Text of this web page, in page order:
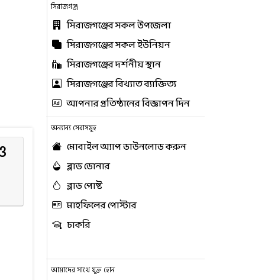
সিরাজগঞ্জ
সিরাজগঞ্জের সকল উপজেলা
সিরাজগঞ্জের সকল ইউনিয়ন
সিরাজগঞ্জের দর্শনীয় স্থান
সিরাজগঞ্জের বিখ্যাত ব্যাক্তিত্য
আপনার প্রতিষ্ঠানের বিজ্ঞাপন দিন
অন্যান্য সেবাসমূহ
মোবাইল অ্যাপ ডাউনলোড করুন
ব্লাড ডোনার
ব্লাড পোষ্ট
মাহফিলের পোস্টার
চাকরি
আমাদের সাথে যুক্ত হোন